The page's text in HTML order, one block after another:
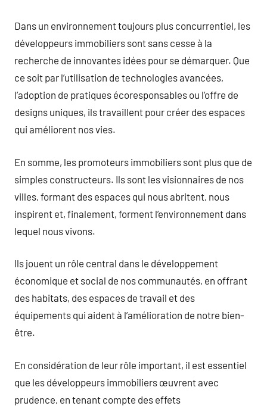
Dans un environnement toujours plus concurrentiel, les
développeurs immobiliers sont sans cesse à la
recherche de innovantes idées pour se démarquer. Que
ce soit par l’utilisation de technologies avancées,
l’adoption de pratiques écoresponsables ou l’offre de
designs uniques, ils travaillent pour créer des espaces
qui améliorent nos vies.
En somme, les promoteurs immobiliers sont plus que de
simples constructeurs. Ils sont les visionnaires de nos
villes, formant des espaces qui nous abritent, nous
inspirent et, finalement, forment l’environnement dans
lequel nous vivons.
Ils jouent un rôle central dans le développement
économique et social de nos communautés, en offrant
des habitats, des espaces de travail et des
équipements qui aident à l’amélioration de notre bien-
être.
En considération de leur rôle important, il est essentiel
que les développeurs immobiliers œuvrent avec
prudence, en tenant compte des effets